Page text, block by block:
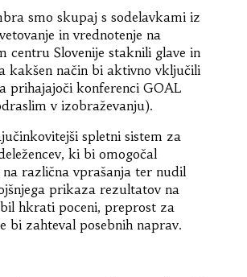
smo skupaj s sodelavkami iz
in vrednotenje na
centru Slovenije staknili glave in
kakšen način bi aktivno vključili
prihajajoči konferenci GOAL
v izobraževanju).
spletni sistem za
ki bi omogočal
na različna vprašanja ter nudil
prikaza rezultatov na
hkrati poceni, preprost za
bi zahteval posebnih naprav.